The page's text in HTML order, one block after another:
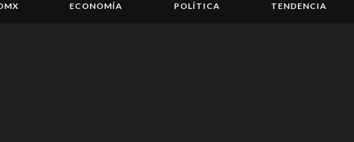
ECONOMÍA POLÍTICA TENDENCIA